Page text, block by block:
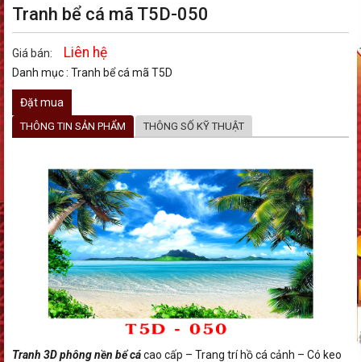
Tranh bể cá mã T5D-050
Giá bán: Liên hệ
Danh mục : Tranh bể cá mã T5D
Đặt mua
THÔNG TIN SẢN PHẨM THÔNG SỐ KỸ THUẬT
Tranh 3D phông nền bể cácao cấp – Trang trí hồ cá cảnh – Có keo